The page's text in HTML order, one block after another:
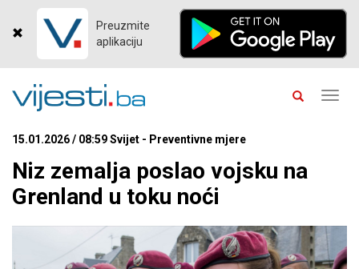
Preuzmite
aplikaciju
15.01.2026 / 08:59 Svijet - Preventivne mjere
Niz zemalja poslao vojsku na
Grenland u toku noći